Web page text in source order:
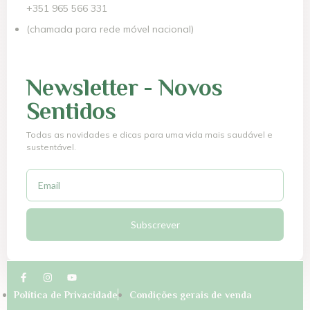
+351 965 566 331
(chamada para rede móvel nacional)
Newsletter - Novos
Sentidos
Todas as novidades e dicas para uma vida mais saudável e
sustentável.
Subscrever
Política de Privacidade Condições gerais de venda